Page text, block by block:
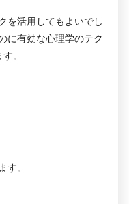
を活用してもよいでし
に有効な心理学のテク
。
す。